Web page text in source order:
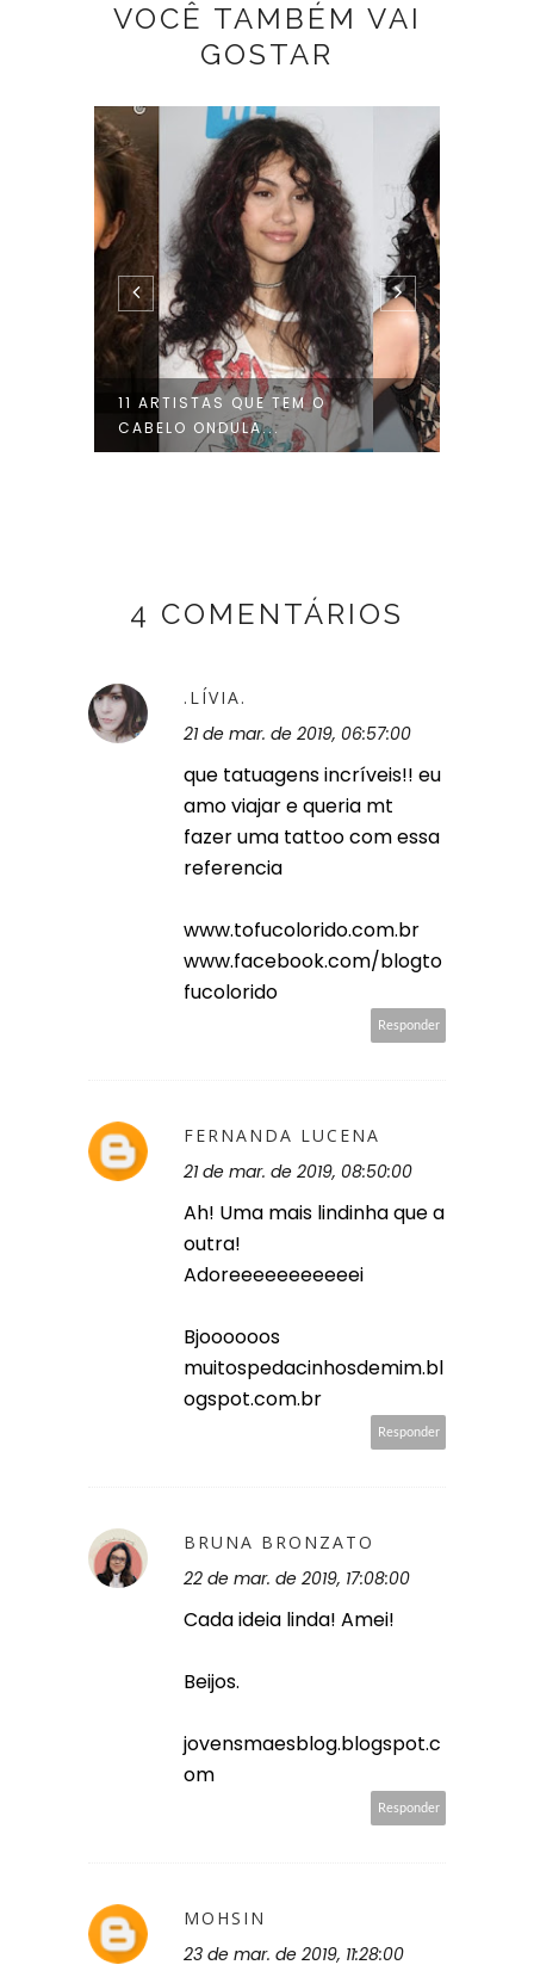
VOCÊ TAMBÉM VAI
GOSTAR
11 ARTISTAS QUE TEM O
CABELO ONDULA...
4 COMENTÁRIOS
.LÍVIA.
21 de mar. de 2019, 06:57:00
que tatuagens incríveis!! eu
amo viajar e queria mt
fazer uma tattoo com essa
referencia
www.tofucolorido.com.br
www.facebook.com/blogto
fucolorido
Responder
FERNANDA LUCENA
21 de mar. de 2019, 08:50:00
Ah! Uma mais lindinha que a
outra!
Adoreeeeeeeeeeei
Bjoooooos
muitospedacinhosdemim.bl
ogspot.com.br
Responder
BRUNA BRONZATO
22 de mar. de 2019, 17:08:00
Cada ideia linda! Amei!
Beijos.
jovensmaesblog.blogspot.c
om
Responder
MOHSIN
23 de mar. de 2019, 11:28:00